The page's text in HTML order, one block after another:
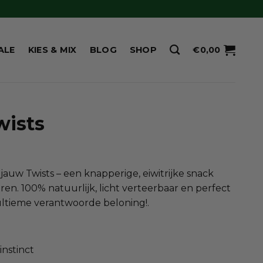
KIES & MIX BLOG SHOP €0,00
Twists – een knapperige, eiwitrijke snack
100% natuurlijk, licht verteerbaar en perfect
verantwoorde beloning!.